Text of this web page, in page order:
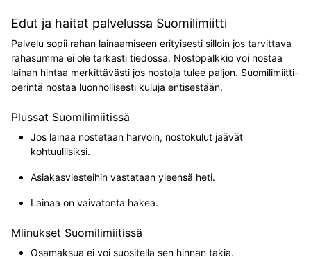
Edut ja haitat palvelussa Suomilimiitti
Palvelu sopii rahan lainaamiseen erityisesti silloin jos tarvittava
rahasumma ei ole tarkasti tiedossa. Nostopalkkio voi nostaa
lainan hintaa merkittävästi jos nostoja tulee paljon. Suomilimiitti-
perintä nostaa luonnollisesti kuluja entisestään.
Plussat Suomilimiitissä
Jos lainaa nostetaan harvoin, nostokulut jäävät
kohtuullisiksi.
Asiakasviesteihin vastataan yleensä heti.
Lainaa on vaivatonta hakea.
Miinukset Suomilimiitissä
Osamaksua ei voi suositella sen hinnan takia.